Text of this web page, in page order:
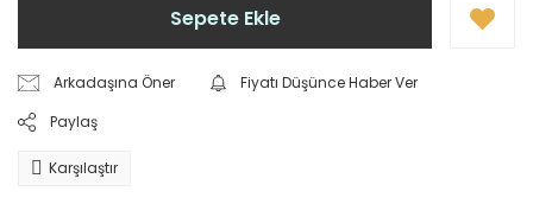
Sepete Ekle
Arkadaşına Öner
Fiyatı Düşünce Haber Ver
Paylaş
Karşılaştır